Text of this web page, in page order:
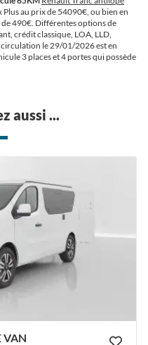
Plus au prix de 54090€, ou bien en
490€. Différentes options de
crédit classique, LOA, LLD,
circulation le 29/01/2026 est en
3 places et 4 portes qui possède
aussi ...
VAN